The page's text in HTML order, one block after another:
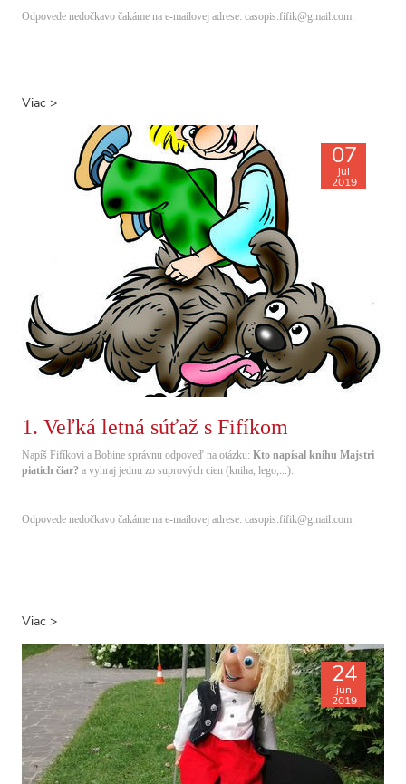
Odpovede nedočkavo čakáme na e-mailovej adrese: casopis.fifik@gmail.com.
Viac >
07
jul
2019
1. Veľká letná súťaž s Fifíkom
Napíš Fifíkovi a Bobine správnu odpoveď na otázku: Kto napísal knihu Majstri
piatich čiar? a vyhraj jednu zo suprových cien (kniha, lego,...).
Odpovede nedočkavo čakáme na e-mailovej adrese: casopis.fifik@gmail.com.
Viac >
24
jun
2019